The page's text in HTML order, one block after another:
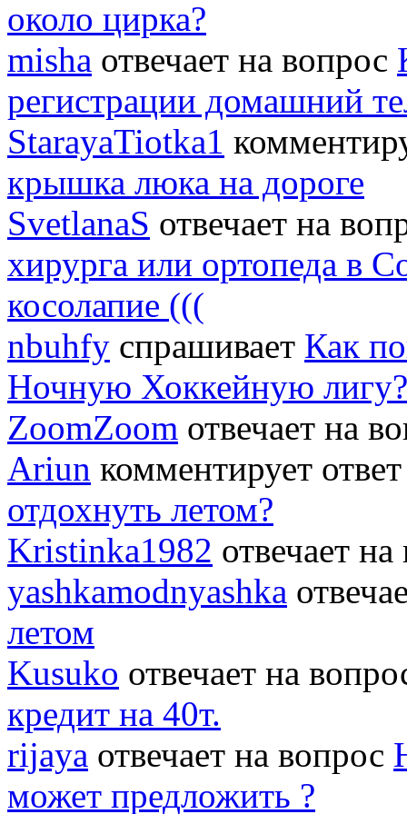
около цирка?
misha отвечает на вопрос
регистрации домашний
StarayaTiotka1
крышка люка на дороге
SvetlanaS отвечает на
хирурга или ортопеда в
косолапие (((
nbuhfy спрашивает Как
Ночную Хоккейную лигу?
ZoomZoom отвечает на
Ariun комментирует
отдохнуть летом?
Kristinka1982 отвечает
yashkamodnyashka
летом
Kusuko отвечает на
кредит на 40т.
rijaya отвечает на вопрос
может предложить ?